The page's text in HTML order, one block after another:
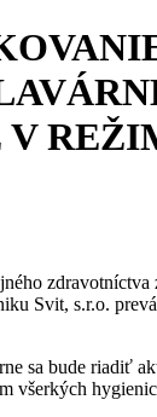
V
zdravotníctva
Svit, s.r.o.
sa bude riadiť
všerkých